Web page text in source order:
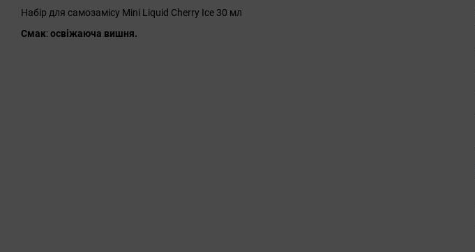
Набір для самозамісу Mini Liquid Cherry Ice 30 мл
Смак:освіжаюча вишня.